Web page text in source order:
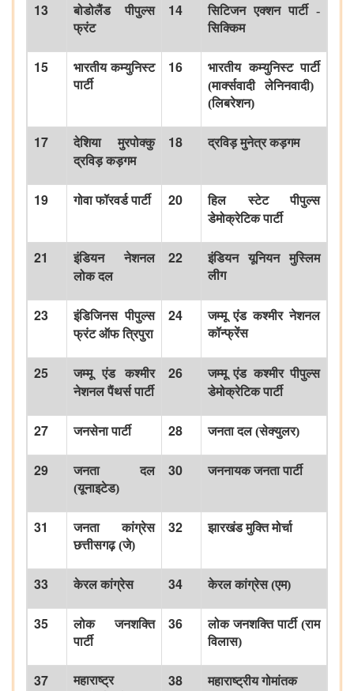
13 बोडोलैंड
पीपुल्स
फ्रंट
14 सिटिजन एक्शन पार्टी-
सिक्किम
15 भारतीय कम्युनिस्ट
पार्टी
16 भारतीय कम्युनिस्ट पार्टी
(मार्क्सवादी लेनिनवादी)
(लिबरेशन)
17 देशिया
मुरपोक्कु
द्रविड़ कड़गम
18 द्रविड़ मुनेत्र कड़गम
19 गोवा फॉरवर्ड पार्टी 20 हिल स्टेट
पीपुल्स
डेमोक्रेटिक पार्टी
21 इंडियन
नेशनल
लोक दल
22 इंडियन यूनियन
मुस्लिम
लीग
23 इंडिजिनस पीपुल्स
फ्रंट ऑफ त्रिपुरा
24 जम्मू एंड कश्मीर नेशनल
कॉन्फ्रेंस
25 जम्मू एंड
कश्मीर
नेशनल पैंथर्स पार्टी
26 जम्मू एंड कश्मीर पीपुल्स
डेमोक्रेटिक पार्टी
27 जनसेना पार्टी 28 जनता दल(सेक्युलर)
29 जनता
दल
(यूनाइटेड)
30 जननायक जनता पार्टी
31 जनता
कांग्रेस
छत्तीसगढ़(जे)
32 झारखंड मुक्ति मोर्चा
33 केरल कांग्रेस 34 केरल कांग्रेस(एम)
35 लोक
जनशक्ति
पार्टी
36 लोक जनशक्ति पार्टी(राम
विलास)
37
महाराष्ट्र
38 महाराष्ट्रीय गोमांतक